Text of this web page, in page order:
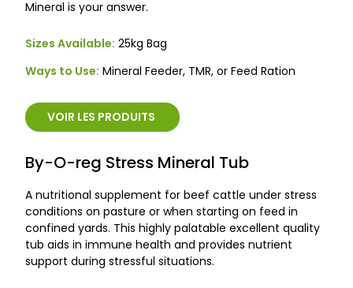
Mineral is your answer.
Sizes Available: 25kg Bag
Ways to Use: Mineral Feeder, TMR, or Feed Ration
VOIR LES PRODUITS
By-O-reg Stress Mineral Tub
A nutritional supplement for beef cattle under stress
conditions on pasture or when starting on feed in
confined yards. This highly palatable excellent quality
tub aids in immune health and provides nutrient
support during stressful situations.